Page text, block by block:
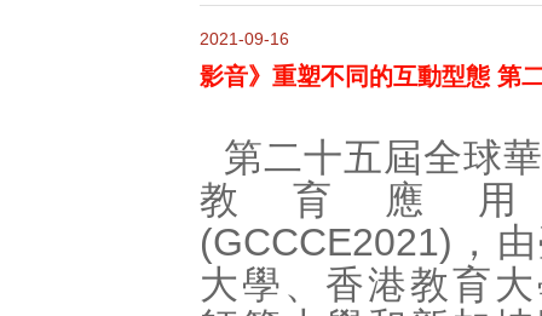
2021-09-16
影音》重塑不同的互動型態 第
第二十五屆全球
教育應
(GCCCE2021)，
大學、香港教育